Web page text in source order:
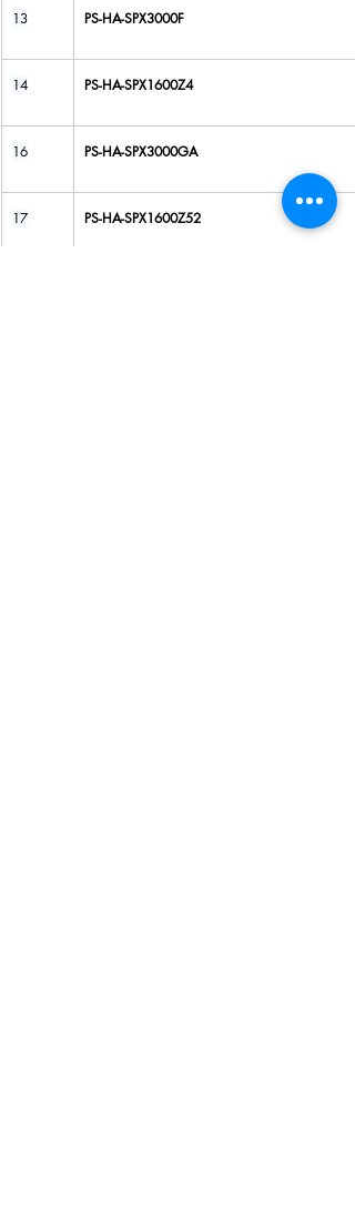
13 PS-HA-SPX3000F
14 PS-HA-SPX1600Z4
16 PS-HA-SPX3000GA
17 PS-HA-SPX1600Z52